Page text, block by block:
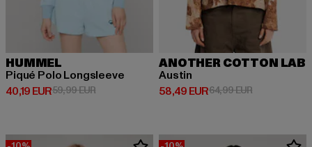
HUMMEL
Piqué Polo Longsleeve
40,19 EUR
Ajankohtainen hinta: 40,19 EUR
59,99 EURKampanjahinta: 59,99 EUR
ANOTHER COTTON LAB
Austin
58,49 EUR
Ajankohtainen hinta: 58,49 EUR
64,99 EUR